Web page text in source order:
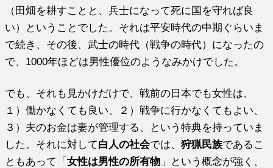
（田畑を耕すことと、兵士になって死に国を守れば良
い）ということでした。それは平安時代の中期ぐらいま
で続き、その後、武士の時代（戦争の時代）になったの
で、1000年ほどは男性優位のようなみかけでした。
でも、それも見かけだけで、戦前の日本でも女性は、
１）働かなくても良い、２）戦争に行かなくてもよい、
３）夫のお金は妻が管理する、という特典を持っていま
した。それに対して白人の社会では、狩猟民族であるこ
ともあって「女性は男性の所有物 」という概念が強く、